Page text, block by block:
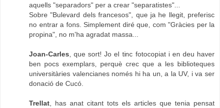
aquells "separadors" per a crear "separatistes"...
Sobre "Bulevard dels francesos", que ja he llegit, preferisc
no entrar a fons. Simplement diré que, com "Gràcies per la
propina", no m'ha agradat massa...
Joan-Carles , que sort! Jo el tinc fotocopiat i en deu haver
ben pocs exemplars, perquè crec que a les biblioteques
universitàries valencianes només hi ha un, a la UV, i va ser
donació de Cucó.
Trellat , has anat citant tots els articles que tenia pensat